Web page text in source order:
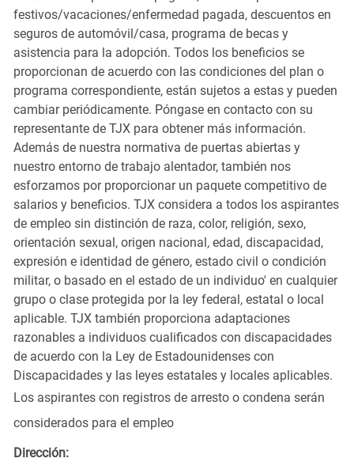
festivos/vacaciones/enfermedad pagada, descuentos en
seguros de automóvil/casa, programa de becas y
asistencia para la adopción. Todos los beneficios se
proporcionan de acuerdo con las condiciones del plan o
programa correspondiente, están sujetos a estas y pueden
cambiar periódicamente. Póngase en contacto con su
representante de TJX para obtener más información.
Además de nuestra normativa de puertas abiertas y
nuestro entorno de trabajo alentador, también nos
esforzamos por proporcionar un paquete competitivo de
salarios y beneficios. TJX considera a todos los aspirantes
de empleo sin distinción de raza, color, religión, sexo,
orientación sexual, origen nacional, edad, discapacidad,
expresión e identidad de género, estado civil o condición
militar, o basado en el estado de un individuo' en cualquier
grupo o clase protegida por la ley federal, estatal o local
aplicable. TJX también proporciona adaptaciones
razonables a individuos cualificados con discapacidades
de acuerdo con la Ley de Estadounidenses con
Discapacidades y las leyes estatales y locales aplicables.
Los aspirantes con registros de arresto o condena serán
considerados para el empleo
Dirección: